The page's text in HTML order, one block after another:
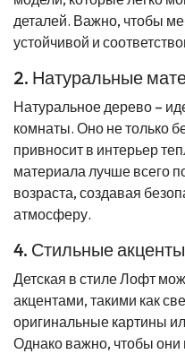
деталей. Важно, чтобы
устойчивой и
2. Натуральные
Натуральное дерево –
комнаты. Оно не только
привносит в интерьер
материала лучше всего
возраста, создавая
атмосферу.
4. Стильные
Детская в стиле Лофт
акцентами, такими как
оригинальные картины
Однако важно, чтобы они